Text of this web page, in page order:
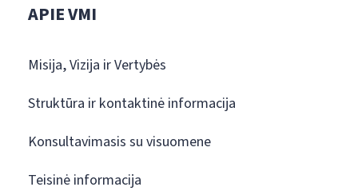
APIE VMI
Misija, Vizija ir Vertybės
Struktūra ir kontaktinė informacija
Konsultavimasis su visuomene
Teisinė informacija